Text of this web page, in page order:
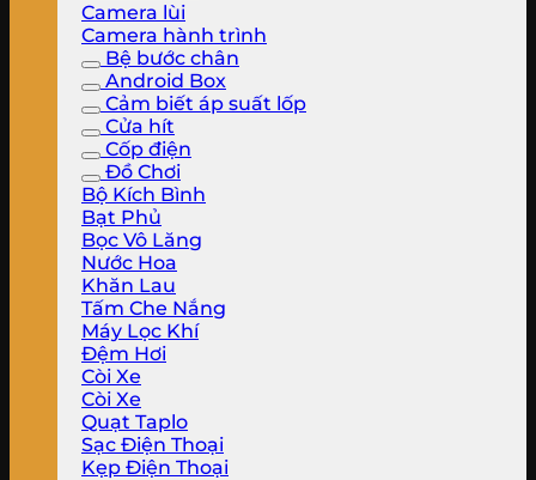
Camera lùi
Camera hành trình
Bệ bước chân
Android Box
Cảm biết áp suất lốp
Cửa hít
Cốp điện
Đồ Chơi
Bộ Kích Bình
Bạt Phủ
Bọc Vô Lăng
Nước Hoa
Khăn Lau
Tấm Che Nắng
Máy Lọc Khí
Đệm Hơi
Còi Xe
Còi Xe
Quạt Taplo
Sạc Điện Thoại
Kẹp Điện Thoại